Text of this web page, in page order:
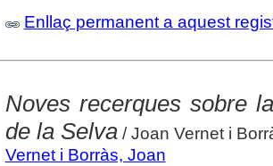
Enllaç permanent a aquest
Noves recerques sobre
de la Selva/ Joan Vernet i
Vernet i Borràs, Joan